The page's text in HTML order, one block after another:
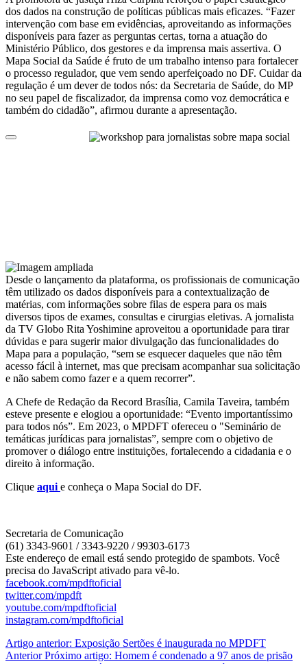
dos dados na construção de políticas públicas mais eficazes. “Fazer
intervenção com base em evidências, aproveitando as informações
disponíveis para fazer as perguntas certas, torna a atuação do
Ministério Público, dos gestores e da imprensa mais assertiva. O
Mapa Social da Saúde é fruto de um trabalho intenso para fortalecer
o processo regulador, que vem sendo aperfeiçoado no DF. Cuidar da
regulação é um dever de todos nós: da Secretaria de Saúde, do MP
no seu papel de fiscalizador, da imprensa como voz democrática e
também do cidadão”, afirmou durante a apresentação.
Desde o lançamento da plataforma, os profissionais de comunicação
têm utilizado os dados disponíveis para a contextualização de
matérias, com informações sobre filas de espera para os mais
diversos tipos de exames, consultas e cirurgias eletivas. A jornalista
da TV Globo Rita Yoshimine aproveitou a oportunidade para tirar
dúvidas e para sugerir maior divulgação das funcionalidades do
Mapa para a população, “sem se esquecer daqueles que não têm
acesso fácil à internet, mas que precisam acompanhar sua solicitação
e não sabem como fazer e a quem recorrer”.
A Chefe de Redação da Record Brasília, Camila Taveira, também
esteve presente e elogiou a oportunidade: “Evento importantíssimo
para todos nós”. Em 2023, o MPDFT ofereceu o "Seminário de
temáticas jurídicas para jornalistas”, sempre com o objetivo de
promover o diálogo entre instituições, fortalecendo a cidadania e o
direito à informação.
Clique aqui e conheça o Mapa Social do DF.
Secretaria de Comunicação
(61) 3343-9601 / 3343-9220 / 99303-6173
Este endereço de email está sendo protegido de spambots. Você
precisa do JavaScript ativado para vê-lo.
facebook.com/mpdftoficial
twitter.com/mpdft
youtube.com/mpdftoficial
instagram.com/mpdftoficial
Artigo anterior: Exposição Sertões é inaugurada no MPDFT
Anterior Próximo artigo: Homem é condenado a 97 anos de prisão